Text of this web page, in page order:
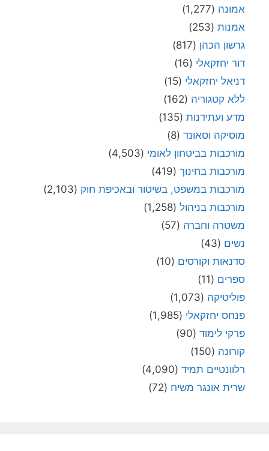
אמונה (1,277)
אמנות (253)
גרשון הכהן (817)
דור יחזקאלי (16)
דניאל יחזקאלי (15)
ללא קטגוריה (162)
מדע ועתידנות (135)
מוסיקה וסאונד (8)
מורכבות בביטחון לאומי (4,503)
מורכבות בחינוך (419)
מורכבות במשפט, בשיטור ובאכיפת חוק (2,103)
מורכבות בניהול (1,258)
משטרה וחברה (57)
נשים (43)
סדנאות וקורסים (10)
ספרים (11)
פוליטיקה (1,073)
פנחס יחזקאלי (1,985)
פרקי לימוד (90)
קורונה (150)
רלוונטיים תמיד (4,090)
שרית אונגר משיח (72)